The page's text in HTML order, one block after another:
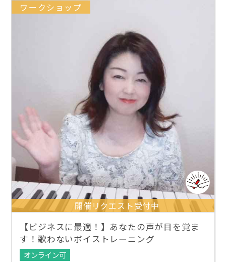
ワークショップ
開催リクエスト受付中
【ビジネスに最適！】あなたの声が目を覚ま
す！歌わないボイストレーニング
オンライン可